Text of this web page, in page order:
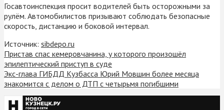
Госавтоинспекция просит водителей быть осторожными за
рулём. Автомобилистов призывают соблюдать безопасные
скорость, дистанцию и боковой интервал.
Источник: sibdepo.ru
Пристав спас кемеровчанина, у которого произошёл
эпилептический приступ в суде
Экс-глава ГИБДД Кузбасса Юрий Мовшин более месяца
знакомится с делом о ДТП с четырьмя погибшими